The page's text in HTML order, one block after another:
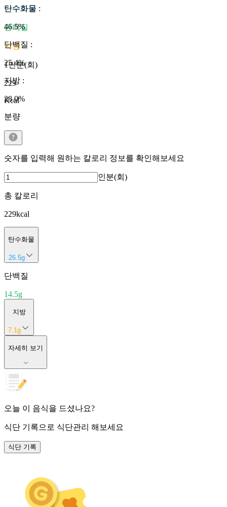
탄수화물
단백질
지방
1인분(회)
229
Kcal
탄수화물 :
46.5%
단백질 :
25.4%
지방 :
28.0%
분량
숫자를 입력해 원하는 칼로리 정보를 확인해보세요
인분(회)
총 칼로리
229kcal
탄수화물
26.5g
단백질
14.5g
지방
7.1 g
자세히 보기
오늘 이 음식을 드셨나요?
식단 기록으로 식단관리 해보세요
식단 기록